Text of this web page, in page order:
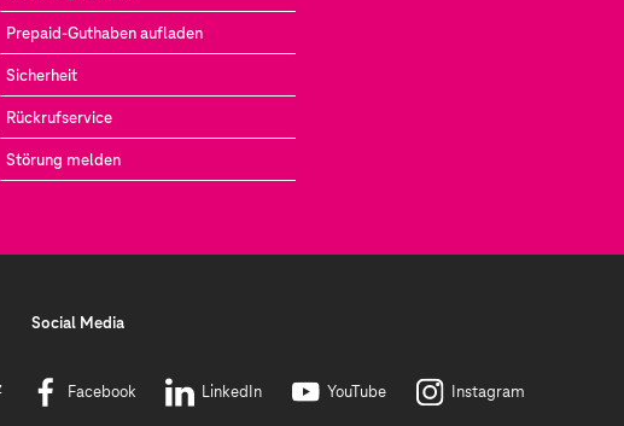
Prepaid-Guthaben aufladen
Sicherheit
Rückrufservice
Störung melden
Social Media
Facebook LinkedIn YouTube Instagram